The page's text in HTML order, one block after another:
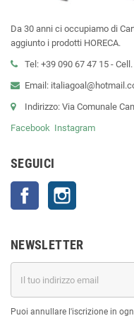
Da 30 anni ci occupiamo di
aggiunto i prodotti HORECA.
Tel: +39 090 67 47 15 -
Email:
Indirizzo: Via Comunale
Facebook Instagram
SEGUICI
Facebook
NEWSLETTER
Puoi annullare l'iscrizione in